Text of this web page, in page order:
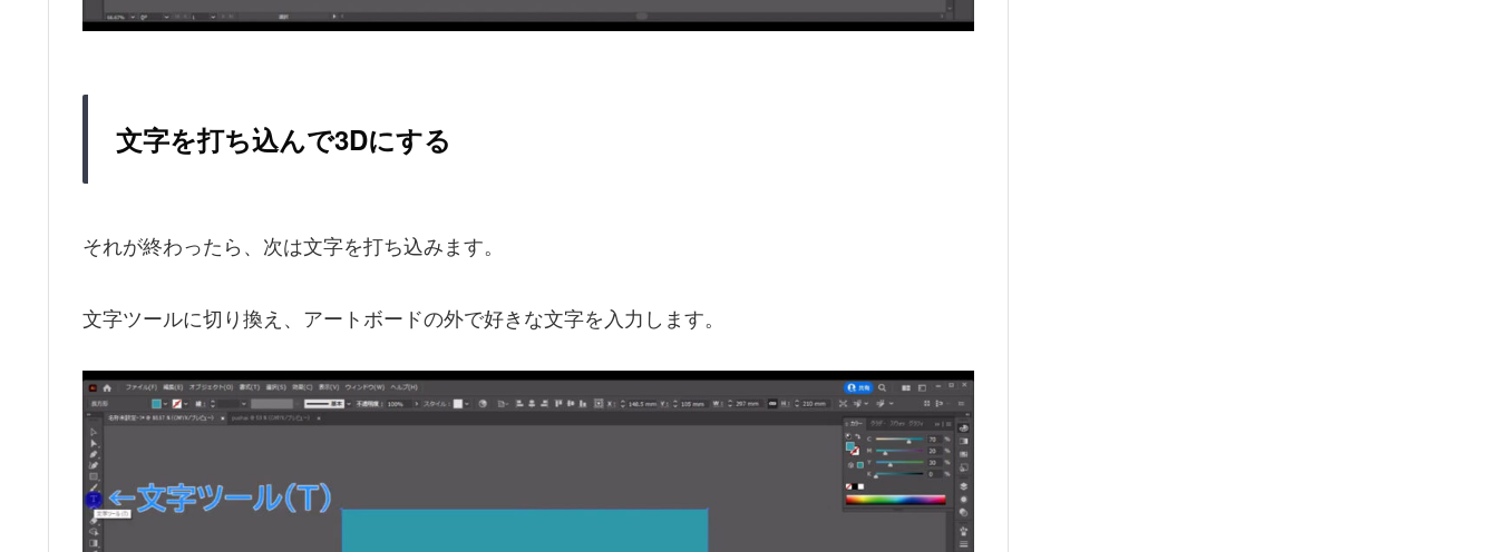
文字を打ち込んで3Dにする
それが終わったら、次は文字を打ち込みます。
文字ツールに切り換え、アートボードの外で好きな文字を入力します。